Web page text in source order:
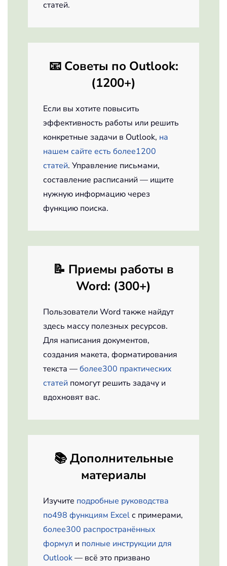
статей.
📧Советы по Outlook:
(1200+)
Если вы хотите повысить
эффективность работы или решить
конкретные задачи в Outlook, на
нашем сайте есть более1200
статей. Управление письмами,
составление расписаний — ищите
нужную информацию через
функцию поиска.
📝 Приемы работы в
Word: (300+)
Пользователи Word также найдут
здесь массу полезных ресурсов.
Для написания документов,
создания макета, форматирования
текста —более300 практических
статей помогут решить задачу и
вдохновят вас.
📚Дополнительные
материалы
Изучите подробные руководства
по498 функциям Excelс примерами,
более300 распространённых
формул и полные инструкции для
Outlook— всё это призвано